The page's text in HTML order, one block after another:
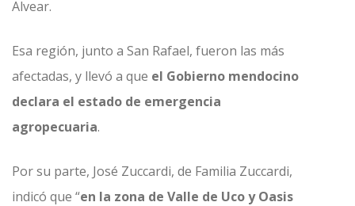
Alvear.
Esa región, junto a San Rafael, fueron las más
afectadas, y llevó a que el Gobierno mendocino
declara el estado de emergencia
agropecuaria.
Por su parte, José Zuccardi, de Familia Zuccardi,
indicó que “en la zona de Valle de Uco y Oasis